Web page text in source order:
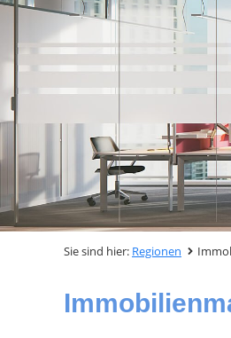
Sie sind hier: Regionen